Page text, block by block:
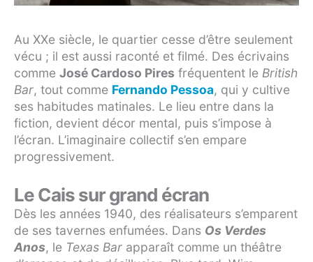
Au XXe siècle, le quartier cesse d’être seulement
vécu ; il est aussi raconté et filmé. Des écrivains
comme José Cardoso Pires fréquentent le British
Bar, tout comme Fernando Pessoa, qui y cultive
ses habitudes matinales. Le lieu entre dans la
fiction, devient décor mental, puis s’impose à
l’écran. L’imaginaire collectif s’en empare
progressivement.
Le Cais sur grand écran
Dès les années 1940, des réalisateurs s’emparent
de ses tavernes enfumées. Dans Os Verdes
Anos, le Texas Bar apparaît comme un théâtre